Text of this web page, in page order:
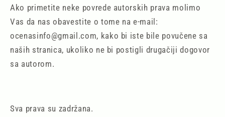
Ako primetite neke povrede autorskih prava molimo
Vas da nas obavestite o tome na e-mail:
ocenasinfo@gmail.com, kako bi iste bile povučene sa
naših stranica, ukoliko ne bi postigli drugačiji dogovor
sa autorom.
Sva prava su zadržana.